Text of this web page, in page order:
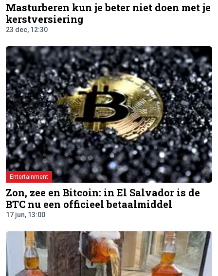
Masturberen kun je beter niet doen met je
kerstversiering
23 dec, 12:30
Entertainment
Zon, zee en Bitcoin: in El Salvador is de
BTC nu een officieel betaalmiddel
17 jun, 13:00